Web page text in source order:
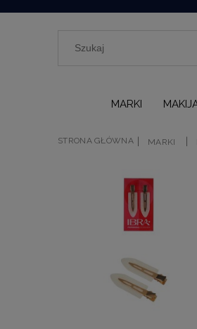
MARKI
STRONA GŁÓWNA | MARKI |